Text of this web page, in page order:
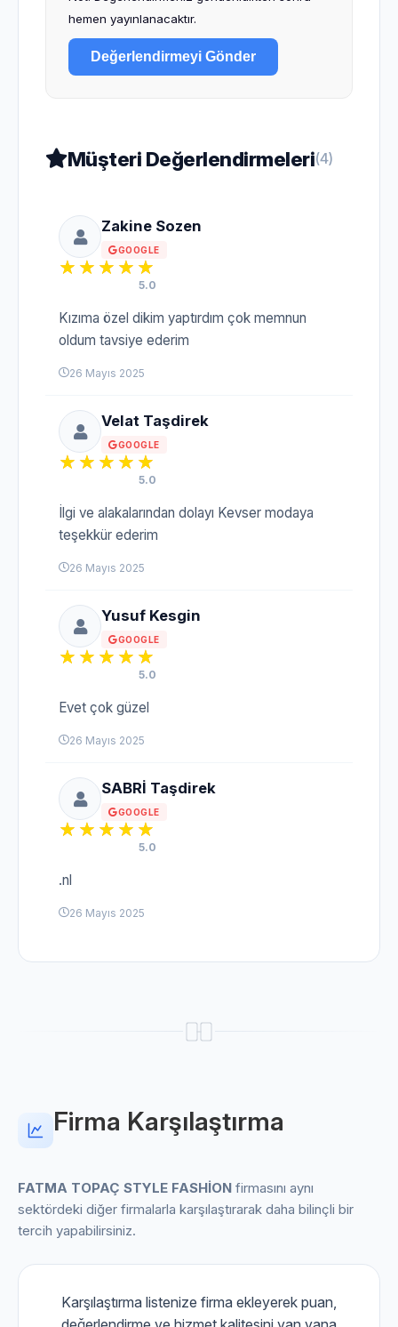
hemen yayınlanacaktır.
Değerlendirmeyi Gönder
Müşteri Değerlendirmeleri(4)
Zakine Sozen
GOOGLE
5.0
Kızıma özel dikim yaptırdım çok memnun
oldum tavsiye ederim
26 Mayıs 2025
Velat Taşdirek
GOOGLE
5.0
İlgi ve alakalarından dolayı Kevser modaya
teşekkür ederim
26 Mayıs 2025
Yusuf Kesgin
GOOGLE
5.0
Evet çok güzel
26 Mayıs 2025
SABRİ Taşdirek
GOOGLE
5.0
.nl
26 Mayıs 2025
Firma Karşılaştırma
FATMA TOPAÇ STYLE FASHİON firmasını aynı
sektördeki diğer firmalarla karşılaştırarak daha bilinçli bir
tercih yapabilirsiniz.
Karşılaştırma listenize firma ekleyerek puan,